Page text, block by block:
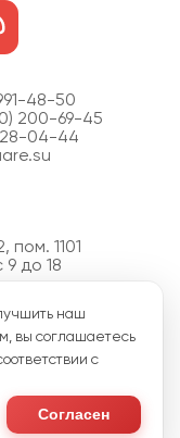
48-50
200-69-45
04-44
пом. 1101
9 до 18
15
с 8 до 18
данных
наш
вы соглашаетесь
с
Согласен